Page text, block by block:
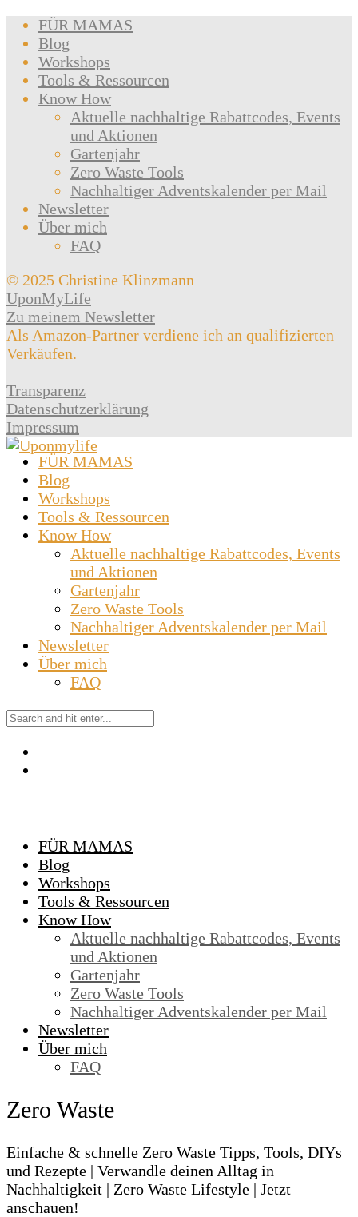
FÜR MAMAS
Blog
Workshops
Tools & Ressourcen
Know How
Aktuelle nachhaltige Rabattcodes, Events
und Aktionen
Gartenjahr
Zero Waste Tools
Nachhaltiger Adventskalender per Mail
Newsletter
Über mich
FAQ
© 2025 Christine Klinzmann
UponMyLife
Zu meinem Newsletter
Als Amazon-Partner verdiene ich an qualifizierten
Verkäufen.
Transparenz
Datenschutzerklärung
Impressum
FÜR MAMAS
Blog
Workshops
Tools & Ressourcen
Know How
Aktuelle nachhaltige Rabattcodes, Events
und Aktionen
Gartenjahr
Zero Waste Tools
Nachhaltiger Adventskalender per Mail
Newsletter
Über mich
FAQ
FÜR MAMAS
Blog
Workshops
Tools & Ressourcen
Know How
Aktuelle nachhaltige Rabattcodes, Events
und Aktionen
Gartenjahr
Zero Waste Tools
Nachhaltiger Adventskalender per Mail
Newsletter
Über mich
FAQ
Zero Waste
Einfache & schnelle Zero Waste Tipps, Tools, DIYs
und Rezepte | Verwandle deinen Alltag in
Nachhaltigkeit | Zero Waste Lifestyle | Jetzt
anschauen!